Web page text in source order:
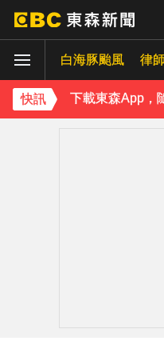
白海豚颱風 律
快訊
下載東森App，
下載東森App，